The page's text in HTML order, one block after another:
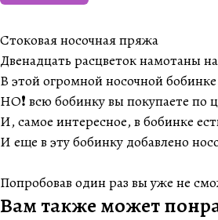
Стоковая носочная пряжа
Двенадцать расцветок намотаны
В этой огромной носочной
НО❗️ всю бобинку вы покупаете по
И, самое интересное, в бобинке
И еще в эту бобинку добавлено
Попробовав один раз вы уже не
Вам также может